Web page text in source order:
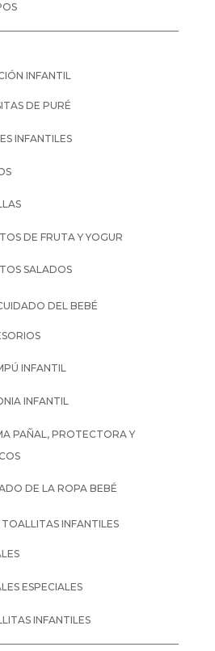
INFANTIL
DE PURÉ
INFANTILES
DE FRUTA Y YOGUR
SALADOS
DEL BEBÉ
INFANTIL
INFANTIL
PAÑAL, PROTECTORA Y
DE LA ROPA BEBÉ
TOALLITAS INFANTILES
ESPECIALES
INFANTILES